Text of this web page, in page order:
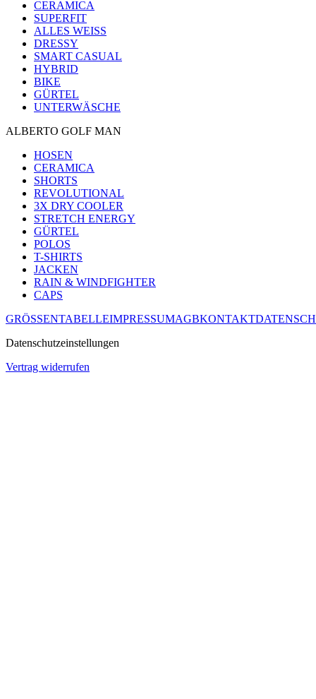
CERAMICA
SUPERFIT
ALLES WEISS
DRESSY
SMART CASUAL
HYBRID
BIKE
GÜRTEL
UNTERWÄSCHE
ALBERTO GOLF MAN
HOSEN
CERAMICA
SHORTS
REVOLUTIONAL
3X DRY COOLER
STRETCH ENERGY
GÜRTEL
POLOS
T-SHIRTS
JACKEN
RAIN & WINDFIGHTER
CAPS
GRÖSSENTABELLEIMPRESSUMAGBKONTAKT
Datenschutzeinstellungen
Vertrag widerrufen